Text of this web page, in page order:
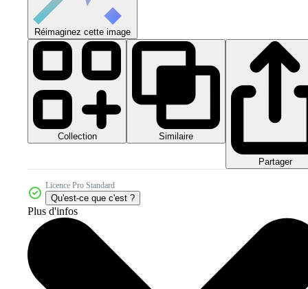
Réimaginez cette image
Collection Similaire
Partager
Licence Pro Standard
Qu'est-ce que c'est ?
Plus d'infos